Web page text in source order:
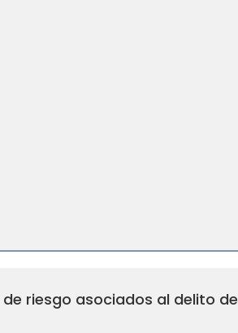
riesgo asociados al delito de